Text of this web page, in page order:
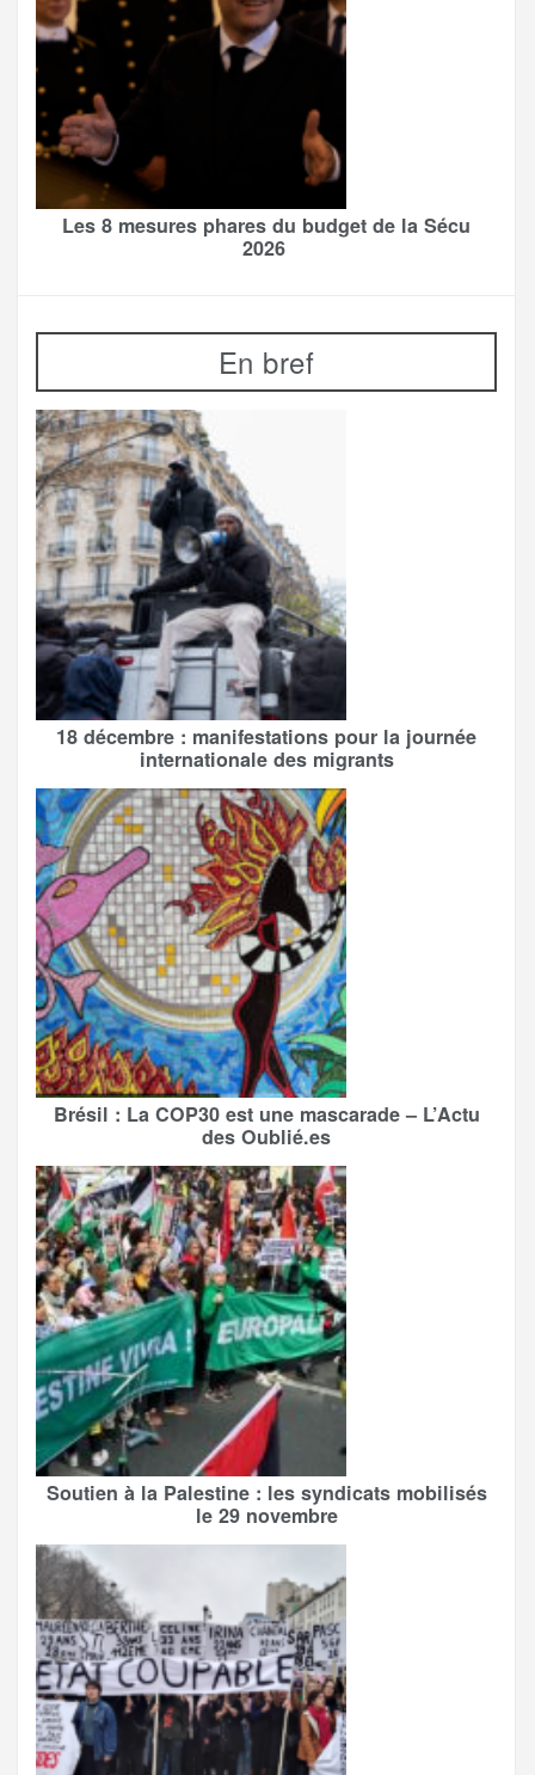
Les 8 mesures phares du budget de la Sécu
2026
En bref
18 décembre : manifestations pour la journée
internationale des migrants
Brésil : La COP30 est une mascarade – L’Actu
des Oublié.es
Soutien à la Palestine : les syndicats mobilisés
le 29 novembre